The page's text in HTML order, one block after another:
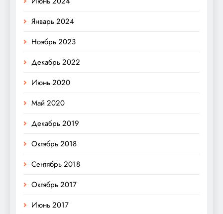
Январь 2024
Ноябрь 2023
Декабрь 2022
Июнь 2020
Май 2020
Декабрь 2019
Октябрь 2018
Сентябрь 2018
Октябрь 2017
Июнь 2017